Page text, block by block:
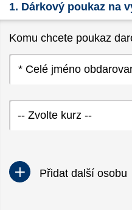
1. Dárkový poukaz na
Komu chcete poukaz
-- Zvolte kurz --
Přidat další osobu